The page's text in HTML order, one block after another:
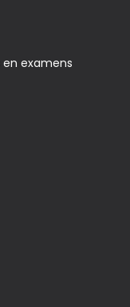
examens